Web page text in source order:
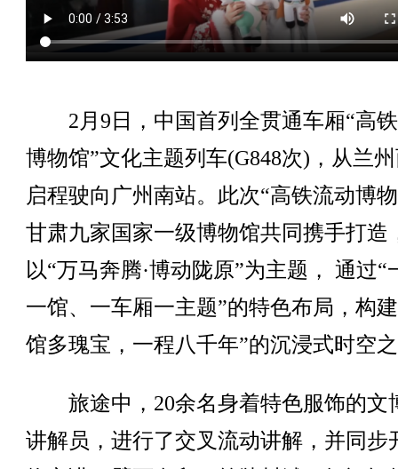
2月9日，中国首列全贯通车厢“高
博物馆”文化主题列车(G848次)，从兰
启程驶向广州南站。此次“高铁流动博
甘肃九家国家一级博物馆共同携手打造
以“万马奔腾·博动陇原”为主题， 通过“
一馆、一车厢一主题”的特色布局，构
馆多瑰宝，一程八千年”的沉浸式时空
旅途中，20余名身着特色服饰的文
讲解员，进行了交叉流动讲解，并同步